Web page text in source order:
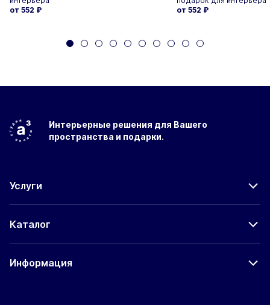
от 552 ₽
от 552 ₽
Интерьерные решения для Вашего
пространства и подарки.
Услуги
Каталог
Информация